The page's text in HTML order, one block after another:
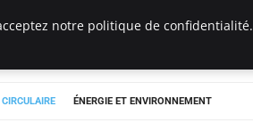
ÉNERGIE ET ENVIRONNEMENT
notre politique de confidentialité.